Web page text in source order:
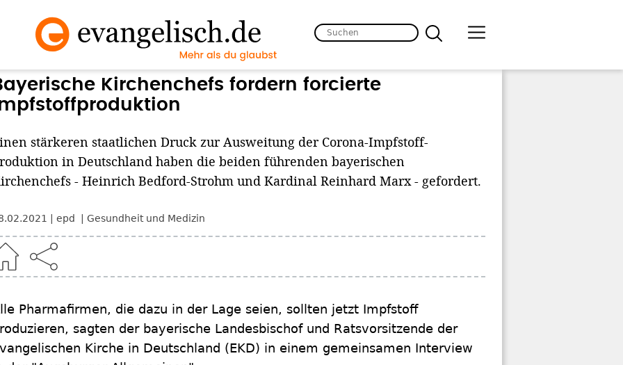
Kirchenchefs fordern forcierte
stärkeren staatlichen Druck zur Ausweitung der Corona-Impfstoff-
in Deutschland haben die beiden führenden bayerischen
- Heinrich Bedford-Strohm und Kardinal Reinhard Marx - gefordert.
epd Gesundheit und Medizin
Pharmafirmen, die dazu in der Lage seien, sollten jetzt Impfstoff
sagten der bayerische Landesbischof und Ratsvorsitzende der
Kirche in Deutschland (EKD) in einem gemeinsamen Interview